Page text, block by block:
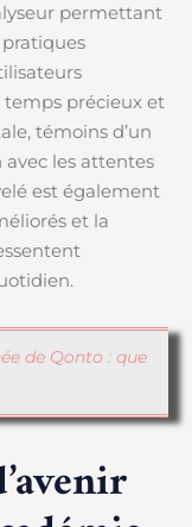
permettant
précieux et
témoins d’un
les attentes
est également
et la
de Qonto : que